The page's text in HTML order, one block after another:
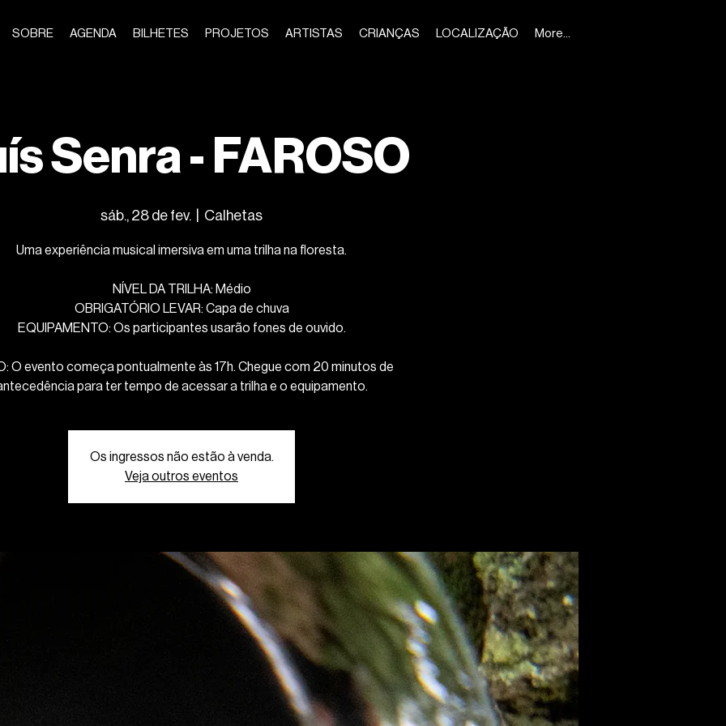
SOBRE AGENDA BILHETES PROJETOS ARTISTAS CRIANÇAS LOCALIZAÇÃO More...
Senra - FAROSO
sáb., 28 de fev. Calhetas
Uma experiência musical imersiva em uma trilha na floresta.
NÍVEL DA TRILHA: Médio
OBRIGATÓRIO LEVAR: Capa de chuva
EQUIPAMENTO: Os participantes usarão fones de ouvido.
O evento começa pontualmente às 17h. Chegue com 20 minutos de
para ter tempo de acessar a trilha e o equipamento.
Os ingressos não estão à venda.
Veja outros eventos